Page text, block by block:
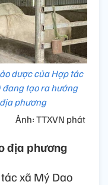
dược của Hợp tác
đang tạo ra hướng
phương
Ảnh: TTXVN phát
địa phương
xã Mý Dao